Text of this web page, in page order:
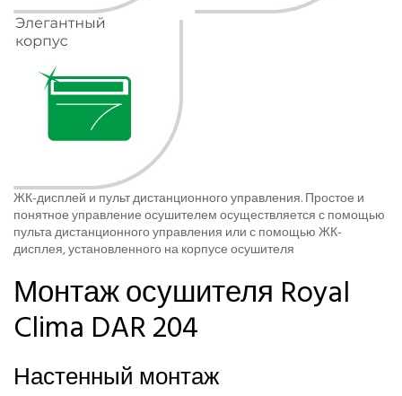
ЖК-дисплей и пульт дистанционного управления. Простое и
понятное управление осушителем осуществляется с помощью
пульта дистанционного управления или с помощью ЖК-
дисплея, установленного на корпусе осушителя
Монтаж осушителя Royal
Clima DAR 204
Настенный монтаж